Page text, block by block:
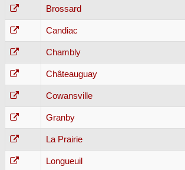
Brossard
Candiac
Chambly
Châteauguay
Cowansville
Granby
La Prairie
Longueuil